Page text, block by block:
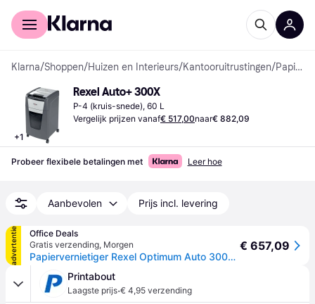
Voor shoppers
Klarna/Shoppen/Huizen en Interieurs/Kantooruitrustingen/ Papierversnipperaars
+1
Rexel Auto+ 300X
P-4 (kruis-snede), 60 L
Vergelijk prijzen vanaf€ 517,00naar€ 882,09
Probeer flexibele betalingen met Leer hoe
Aanbevolen Prijs incl. levering
advertentie
Office Deals
Gratis verzending, Morgen
Papiervernietiger Rexel Optimum Auto 300X P4 snippers 4x26mm
€ 657,09
Printabout
Laagste prijs·€ 4,95 verzending